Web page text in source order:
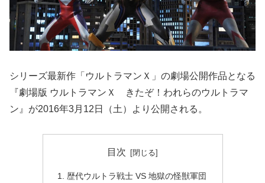
シリーズ最新作「ウルトラマンＸ」の劇場公開作品となる
『劇場版 ウルトラマンＸ きたぞ！われらのウルトラマ
ン』が2016年3月12日（土）より公開される。
目次
歴代ウルトラ戦士 VS 地獄の怪獣軍団